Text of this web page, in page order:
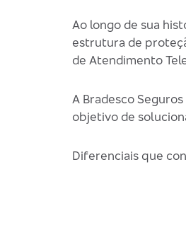
Ao longo de sua
estrutura de
de Atendimento
A Bradesco
objetivo de
Diferenciais que